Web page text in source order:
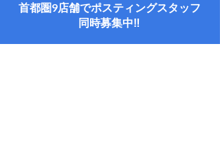
首都圏9店舗でポスティングスタッフ
同時募集中‼